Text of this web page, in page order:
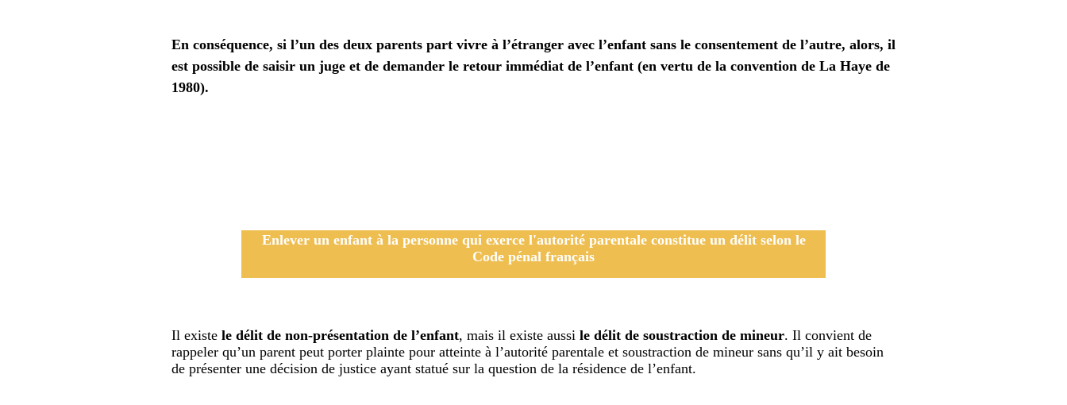
En conséquence, si l’un des deux parents part vivre à l’étranger avec l’enfant sans le consentement de l’autre, alors, il
est possible de saisir un juge et de demander le retour immédiat de l’enfant (en vertu de la convention de La Haye de
1980).
Enlever un enfant à la personne qui exerce l'autorité parentale constitue un délit selon le
Code pénal français
Il existe le délit de non-présentation de l’enfant, mais il existe aussi le délit de soustraction de mineur. Il convient de
rappeler qu’un parent peut porter plainte pour atteinte à l’autorité parentale et soustraction de mineur sans qu’il y ait besoin
de présenter une décision de justice ayant statué sur la question de la résidence de l’enfant.